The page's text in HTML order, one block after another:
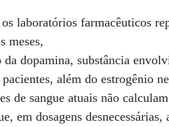
laboratórios farmacêuticos
meses,
dopamina, substância
além do estrogênio
de sangue atuais não
em dosagens